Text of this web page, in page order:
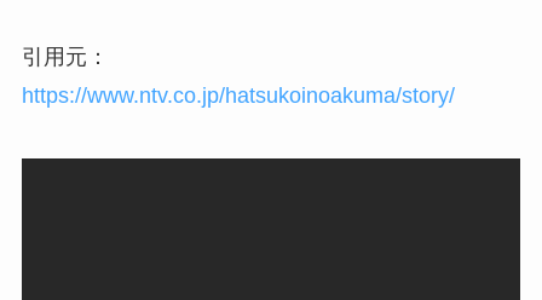
引用元：
https://www.ntv.co.jp/hatsukoinoakuma/story/